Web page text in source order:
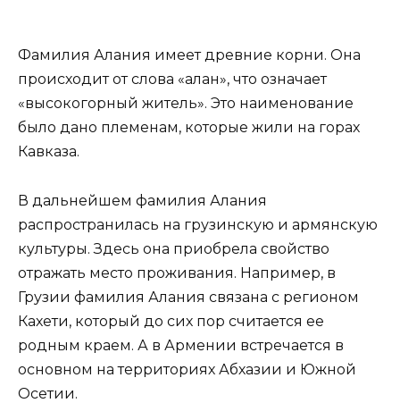
Фамилия Алания имеет древние корни. Она
происходит от слова «алан», что означает
«высокогорный житель». Это наименование
было дано племенам, которые жили на горах
Кавказа.
В дальнейшем фамилия Алания
распространилась на грузинскую и армянскую
культуры. Здесь она приобрела свойство
отражать место проживания. Например, в
Грузии фамилия Алания связана с регионом
Кахети, который до сих пор считается ее
родным краем. А в Армении встречается в
основном на территориях Абхазии и Южной
Осетии.